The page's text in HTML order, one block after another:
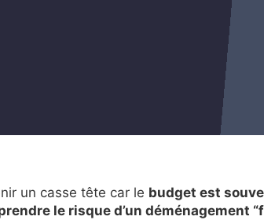
un casse tête car le budget est
le risque d’un déménagement